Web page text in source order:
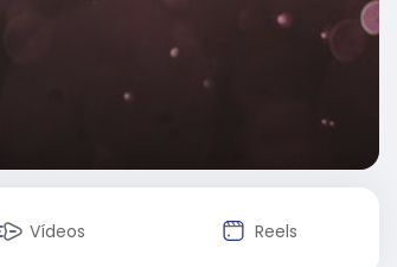
Vídeos Reels